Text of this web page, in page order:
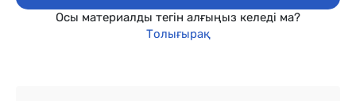
Осы материалды тегін алғыңыз келеді ма?
Толығырақ